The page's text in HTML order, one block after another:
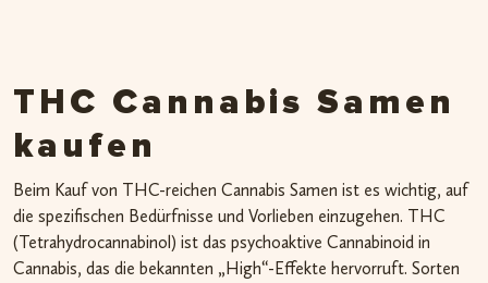
THC Cannabis Samen
kaufen
Beim Kauf von THC-reichen Cannabis Samen ist es wichtig, auf
die spezifischen Bedürfnisse und Vorlieben einzugehen. THC
(Tetrahydrocannabinol) ist das psychoaktive Cannabinoid in
Cannabis, das die bekannten „High“-Effekte hervorruft. Sorten